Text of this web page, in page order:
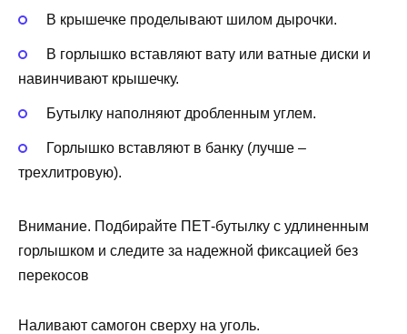
В крышечке проделывают шилом дырочки.
В горлышко вставляют вату или ватные диски и
навинчивают крышечку.
Бутылку наполняют дробленным углем.
Горлышко вставляют в банку (лучше –
трехлитровую).
Внимание. Подбирайте ПЕТ-бутылку с удлиненным
горлышком и следите за надежной фиксацией без
перекосов
Наливают самогон сверху на уголь.